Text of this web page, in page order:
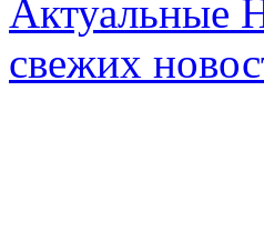
Актуальные
свежих